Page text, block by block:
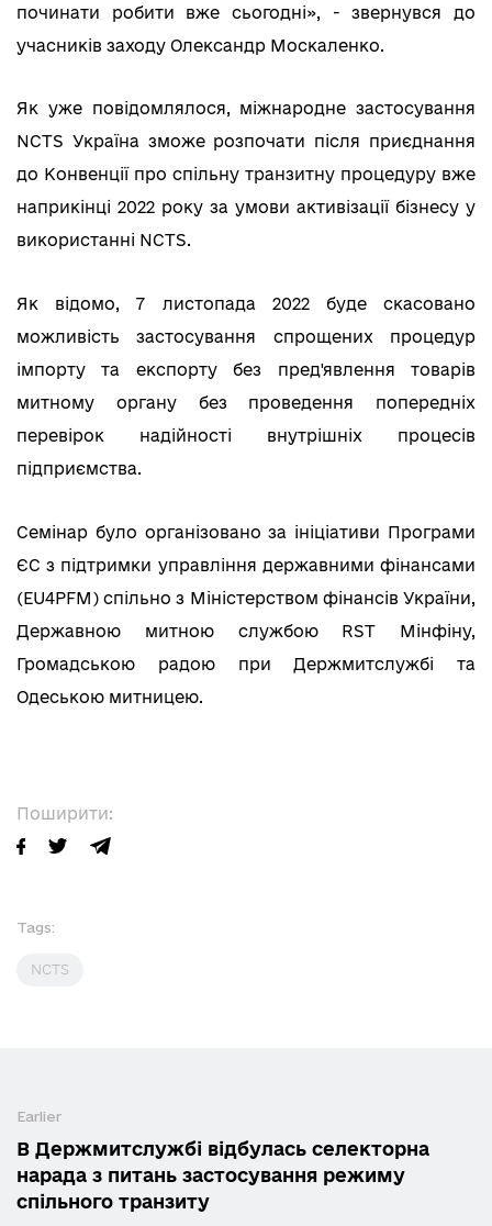
Поширити:
починати робити вже сьогодні», - звернувся до
учасників заходу Олександр Москаленко.
Як уже повідомлялося, міжнародне застосування
NCTS Україна зможе розпочати після приєднання
до Конвенції про спільну транзитну процедуру вже
наприкінці 2022 року за умови активізації бізнесу у
використанні NCTS.
Як відомо, 7 листопада 2022 буде скасовано
можливість застосування спрощених процедур
імпорту та експорту без пред'явлення товарів
митному органу без проведення попередніх
перевірок надійності внутрішніх процесів
підприємства.
Семінар було організовано за ініціативи Програми
ЄС з підтримки управління державними фінансами
(EU4PFM) спільно з Міністерством фінансів України,
Державною митною службою RST Мінфіну,
Громадською радою при Держмитслужбі та
Одеською митницею.
Tags:
NCTS
Earlier
В Держмитслужбі відбулась селекторна
нарада з питань застосування режиму
спільного транзиту